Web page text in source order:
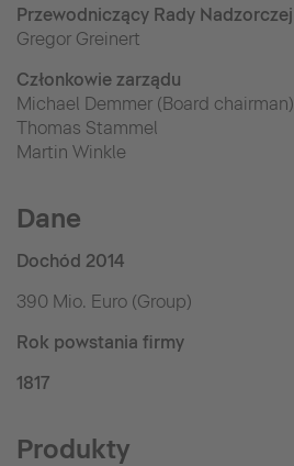
Przewodniczący Rady Nadzorczej
Gregor Greinert
Członkowie zarządu
Michael Demmer (Board chairman)
Thomas Stammel
Martin Winkle
Dane
Dochód 2014
390 Mio. Euro (Group)
Rok powstania firmy
1817
Produkty